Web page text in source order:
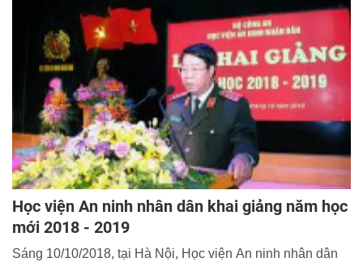
Học viện An ninh nhân dân khai giảng năm học
mới 2018 - 2019
Sáng 10/10/2018, tại Hà Nội, Học viện An ninh nhân dân